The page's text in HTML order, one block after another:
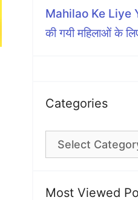
Mahilao Ke Liye
की गयी महिलाओं के
Categories
Categories
Most Viewed